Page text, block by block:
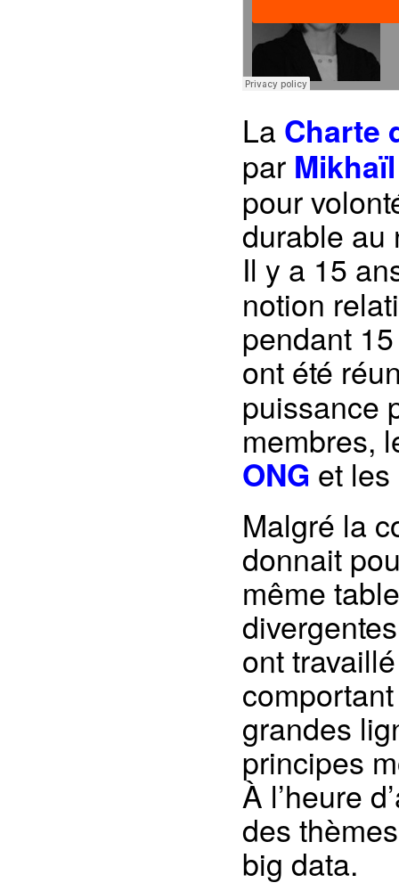
La Charte
par
pour
durable au
Il y a 15
notion
pendant
ont été
puissance
membres,
ONG et
Malgré la
donnait
même
ont
grandes
principes
À l’heure
des
big data.